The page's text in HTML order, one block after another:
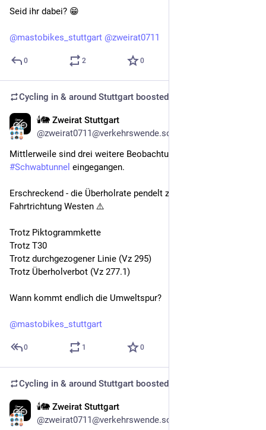
Seid ihr dabei? 😁
@mastobikes_stuttgart @zweirat0711
0 2 0
Cycling in & around Stuttgart boosted
🕯️🐘 Zweirat Stuttgart
@zweirat0711@verkehrswende.social
#Schwabtunnel eingegangen.
Erschreckend - die Überholrate pendelt zwischen 15-20% in
Fahrtrichtung Westen ⚠️
Trotz Piktogrammkette
Trotz T30
Trotz durchgezogener Linie (Vz 295)
Trotz Überholverbot (Vz 277.1)
Wann kommt endlich die Umweltspur?
@mastobikes_stuttgart
0 1 0
Cycling in & around Stuttgart boosted
🕯️🐘 Zweirat Stuttgart
@zweirat0711@verkehrswende.social